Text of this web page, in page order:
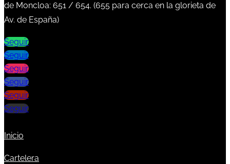
de Moncloa: 651 / 654. (655 para cerca en la glorieta de
Av. de España)
Seguir
Seguir
Seguir
Seguir
Seguir
Seguir
Inicio
Cartelera